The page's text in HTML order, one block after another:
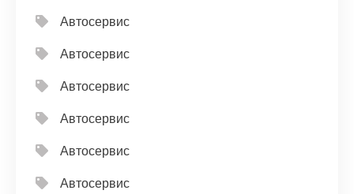
Автосервис
Автосервис
Автосервис
Автосервис
Автосервис
Автосервис